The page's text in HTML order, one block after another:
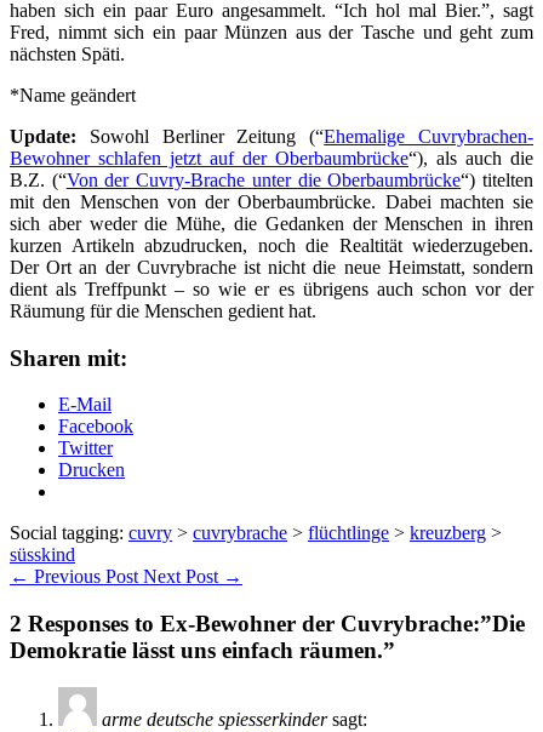
haben sich ein paar Euro angesammelt. “Ich hol mal Bier.”, sagt
Fred, nimmt sich ein paar Münzen aus der Tasche und geht zum
nächsten Späti.
*Name geändert
Update: Sowohl Berliner Zeitung (“Ehemalige Cuvrybrachen-
Bewohner schlafen jetzt auf der Oberbaumbrücke“), als auch die
B.Z. (“Von der Cuvry-Brache unter die Oberbaumbrücke“) titelten
mit den Menschen von der Oberbaumbrücke. Dabei machten sie
sich aber weder die Mühe, die Gedanken der Menschen in ihren
kurzen Artikeln abzudrucken, noch die Realtität wiederzugeben.
Der Ort an der Cuvrybrache ist nicht die neue Heimstatt, sondern
dient als Treffpunkt – so wie er es übrigens auch schon vor der
Räumung für die Menschen gedient hat.
Sharen mit:
E-Mail
Facebook
Twitter
Drucken
Social tagging: cuvry > cuvrybrache > flüchtlinge > kreuzberg >
süsskind
← Previous Post Next Post →
2 Responses to Ex-Bewohner der Cuvrybrache:”Die
Demokratie lässt uns einfach räumen.”
arme deutsche spiesserkinder sagt: